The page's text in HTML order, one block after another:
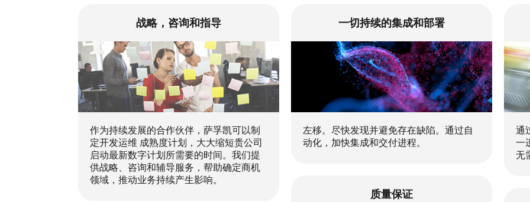
战略，咨询和指导
作为持续发展的合作伙伴，萨孚凯可以制
定开发运维 成熟度计划，大大缩短贵公司
启动最新数字计划所需要的时间。我们提
供战略、咨询和辅导服务，帮助确定商机
领域，推动业务持续产生影响。
一切持续的集成和部署
左移。尽快发现并避免存在缺陷。通过自
动化，加快集成和交付进程。
通
一
无
质量保证